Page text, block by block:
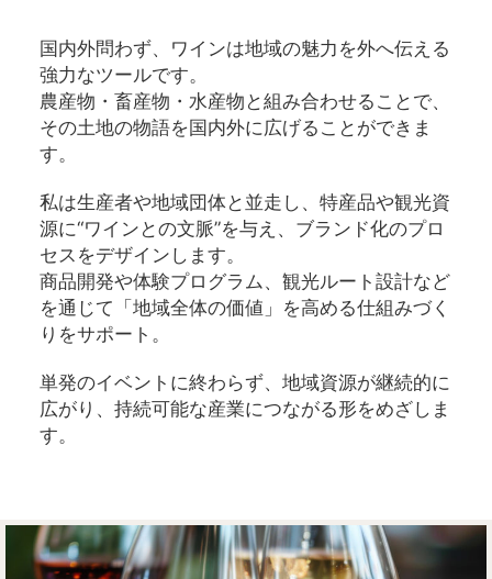
国内外問わず、ワインは地域の魅力を外へ伝える
強力なツールです。
農産物・畜産物・水産物と組み合わせることで、
その土地の物語を国内外に広げることができま
す。
私は生産者や地域団体と並走し、特産品や観光資
源に“ワインとの文脈”を与え、ブランド化のプロ
セスをデザインします。
商品開発や体験プログラム、観光ルート設計など
を通じて「地域全体の価値」を高める仕組みづく
りをサポート。
単発のイベントに終わらず、地域資源が継続的に
広がり、持続可能な産業につながる形をめざしま
す。